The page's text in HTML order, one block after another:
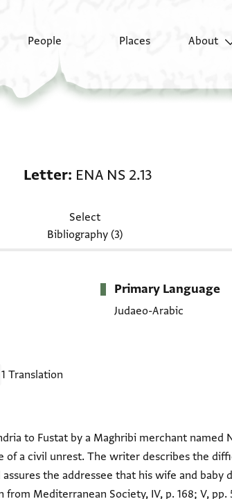
People Places About
Letter ENA NS 2.13
Select
Bibliography (3)
Primary Language
Judaeo-Arabic
1 Translation
to Fustat by a Maghribi merchant named
of a civil unrest. The writer describes the
the addressee that his wife and baby
Mediterranean Society, IV, p. 168; V, pp.